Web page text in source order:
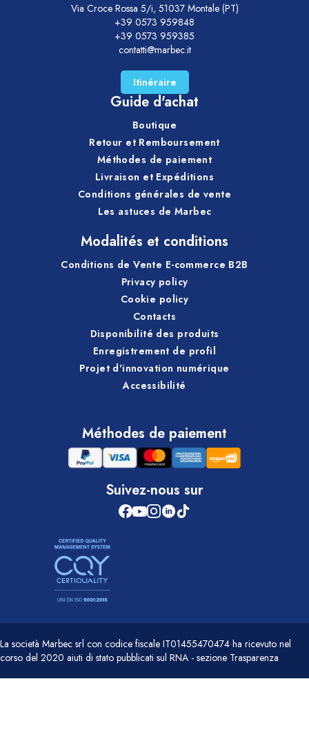
Via Croce Rossa 5/i, 51037 Montale (PT)
+39 0573 959848
+39 0573 959385
contatti@marbec.it
Itinéraire
Guide d'achat
Boutique
Retour et Remboursement
Méthodes de paiement
Livraison et Expéditions
Conditions générales de vente
Les astuces de Marbec
Modalités et conditions
Conditions de Vente E-commerce B2B
Privacy policy
Cookie policy
Contacts
Disponibilité des produits
Enregistrement de profil
Projet d'innovation numérique
Accessibilité
Méthodes de paiement
Suivez-nous sur
La società Marbec srl con codice fiscale IT01455470474 ha ricevuto nel
corso del 2020 aiuti di stato pubblicati sul RNA - sezione Trasparenza